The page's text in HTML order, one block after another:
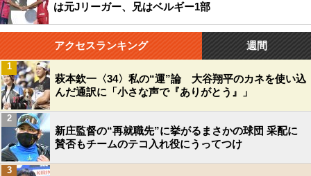
は元Jリーガー、兄はベルギー1部
アクセスランキング 週間
萩本欽一〈34〉私の“運”論 大谷翔平のカネを使い込
んだ通訳に「小さな声で『ありがとう』」
1
新庄監督の“再就職先”に挙がるまさかの球団 采配に
賛否もチームのテコ入れ役にうってつけ
2
3